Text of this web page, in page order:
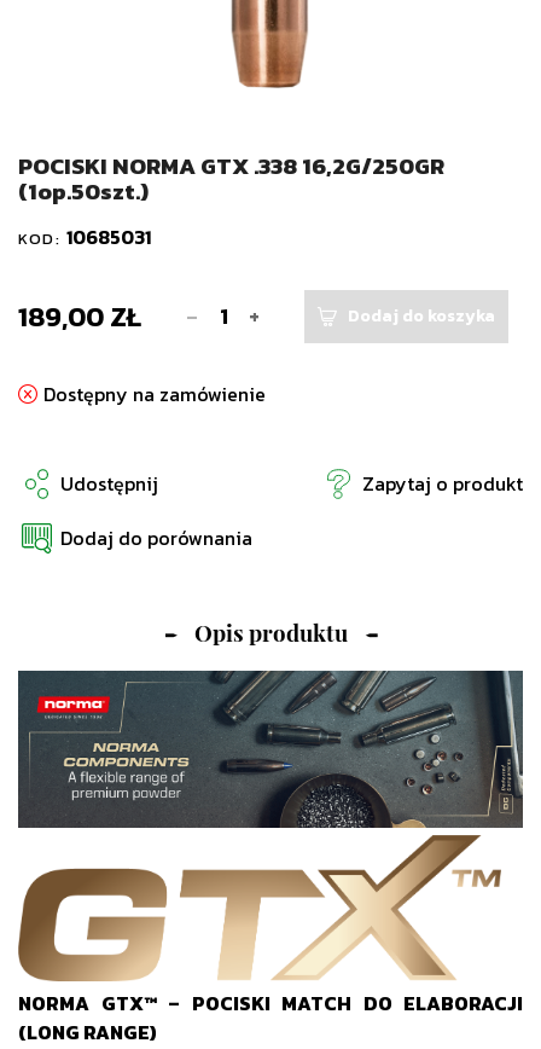
POCISKI NORMA GTX .338 16,2G/250GR
(1op.50szt.)
KOD: 10685031
189,00 ZŁ - + Dodaj do koszyka
Dostępny na zamówienie
Udostępnij
Zapytaj o produkt
Dodaj do porównania
Opis produktu
NORMA GTX™ – POCISKI MATCH DO ELABORACJI
(LONG RANGE)